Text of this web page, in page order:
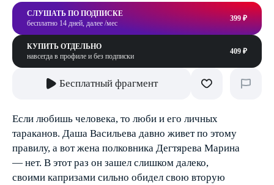
СЛУШАТЬ ПО ПОДПИСКЕ
бесплатно 14 дней, далее /мес
399 ₽
КУПИТЬ ОТДЕЛЬНО
навсегда в профиле и без подписки
409 ₽
Бесплатный фрагмент
Если любишь человека, то люби и его личных
тараканов. Даша Васильева давно живет по этому
правилу, а вот жена полковника Дегтярева Марина
— нет. В этот раз он зашел слишком далеко,
своими капризами сильно обидел свою вторую